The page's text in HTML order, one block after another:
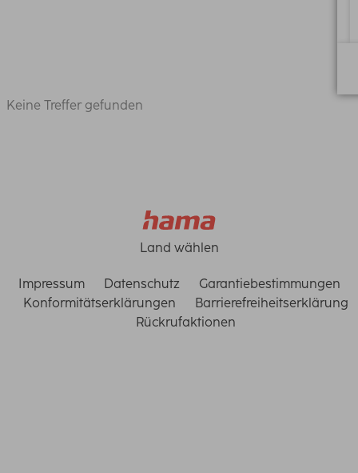
Keine Treffer gefunden
Land wählen
Impressum Datenschutz
Garantiebestimmungen
Konformitätserklärungen
Barrierefreiheitserklärung
Rückrufaktionen